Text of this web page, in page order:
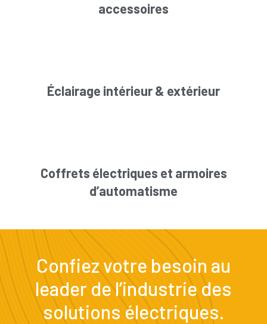
accessoires
Éclairage intérieur & extérieur
Coffrets électriques et armoires
d’automatisme
Confiez votre besoin au
leader de l’industrie des
solutions électriques.